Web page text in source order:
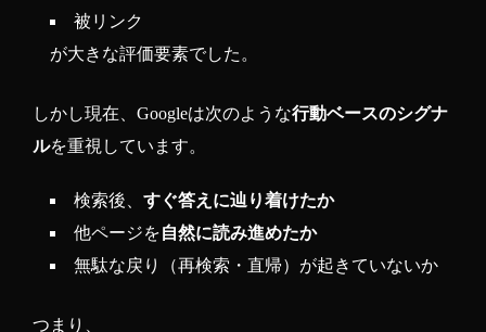
被リンク
が大きな評価要素でした。
しかし現在、Googleは次のような行動ベースのシグナ
ルを重視しています。
検索後、 すぐ答えに辿り着けたか
他ページを自然に読み進めたか
無駄な戻り（再検索・直帰）が起きていないか
つまり、